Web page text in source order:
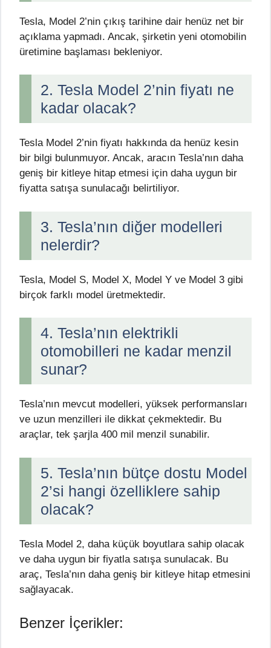
Tesla, Model 2’nin çıkış tarihine dair henüz net bir
açıklama yapmadı. Ancak, şirketin yeni otomobilin
üretimine başlaması bekleniyor.
2. Tesla Model 2’nin fiyatı ne
kadar olacak?
Tesla Model 2’nin fiyatı hakkında da henüz kesin
bir bilgi bulunmuyor. Ancak, aracın Tesla’nın daha
geniş bir kitleye hitap etmesi için daha uygun bir
fiyatta satışa sunulacağı belirtiliyor.
3. Tesla’nın diğer modelleri
nelerdir?
Tesla, Model S, Model X, Model Y ve Model 3 gibi
birçok farklı model üretmektedir.
4. Tesla’nın elektrikli
otomobilleri ne kadar menzil
sunar?
Tesla’nın mevcut modelleri, yüksek performansları
ve uzun menzilleri ile dikkat çekmektedir. Bu
araçlar, tek şarjla 400 mil menzil sunabilir.
5. Tesla’nın bütçe dostu Model
2’si hangi özelliklere sahip
olacak?
Tesla Model 2, daha küçük boyutlara sahip olacak
ve daha uygun bir fiyatla satışa sunulacak. Bu
araç, Tesla’nın daha geniş bir kitleye hitap etmesini
sağlayacak.
Benzer İçerikler: